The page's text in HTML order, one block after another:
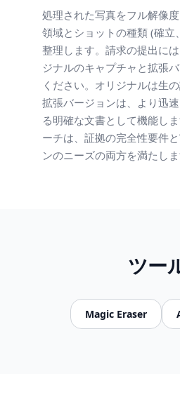
処理された写真をフル解像
領域とショットの種類 (確立
整理します。請求の提出に
ジナルのキャプチャと拡張
ください。オリジナルは生
拡張バージョンは、より迅
る明確な文書として機能し
ーチは、証拠の完全性要件
ンのニーズの両方を満たしま
ツー
Magic Eraser